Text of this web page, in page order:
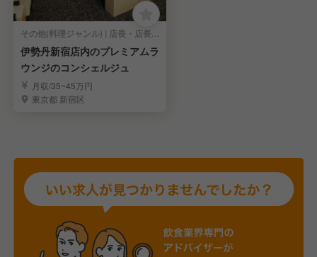
その他(料理ジャンル) | 店長・店長候補
伊勢丹新宿店内のプレミアムラ
ウンジのコンシェルジュ
月収/35~45万円
東京都 新宿区